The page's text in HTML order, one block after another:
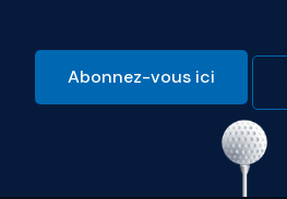
Abonnez-vous ici